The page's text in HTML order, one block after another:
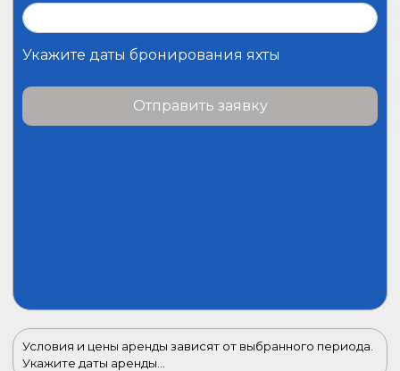
Укажите даты бронирования яхты
Отправить заявку
Условия и цены аренды зависят от выбранного периода.
Укажите даты аренды...